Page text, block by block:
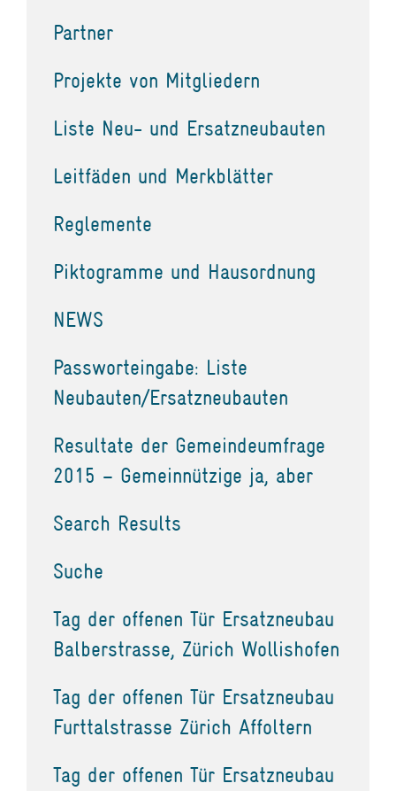
Partner
Projekte von Mitgliedern
Liste Neu- und Ersatzneubauten
Leitfäden und Merkblätter
Reglemente
Piktogramme und Hausordnung
NEWS
Passworteingabe: Liste
Neubauten/Ersatzneubauten
Resultate der Gemeindeumfrage
2015 – Gemeinnützige ja, aber
Search Results
Suche
Tag der offenen Tür Ersatzneubau
Balberstrasse, Zürich Wollishofen
Tag der offenen Tür Ersatzneubau
Furttalstrasse Zürich Affoltern
Tag der offenen Tür Ersatzneubau